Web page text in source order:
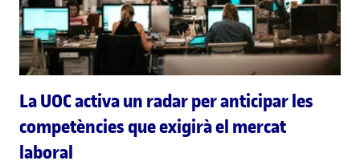
La UOC activa un radar per anticipar les
competències que exigirà el mercat
laboral